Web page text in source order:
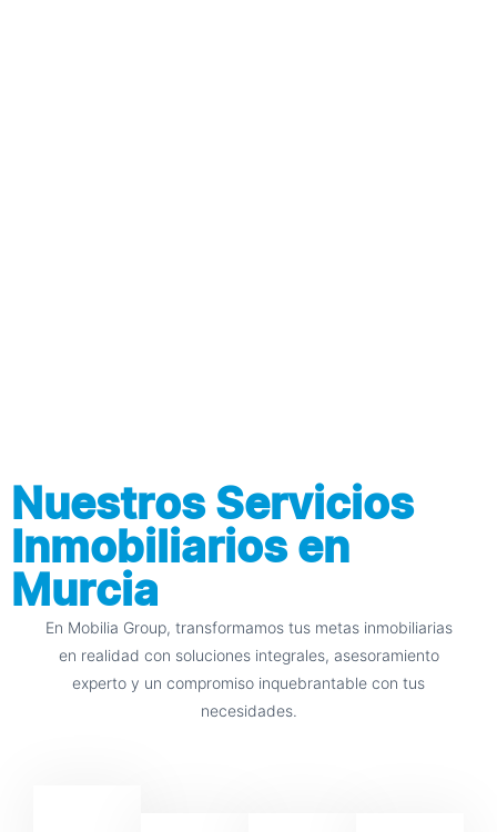
Nuestros Servicios
Inmobiliarios en
Murcia
En Mobilia Group, transformamos tus metas inmobiliarias
en realidad con soluciones integrales, asesoramiento
experto y un compromiso inquebrantable con tus
necesidades.